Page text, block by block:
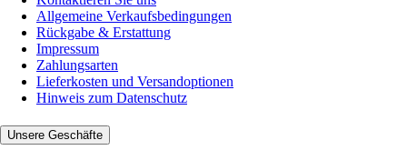
Allgemeine Verkaufsbedingungen
Rückgabe & Erstattung
Impressum
Zahlungsarten
Lieferkosten und Versandoptionen
Hinweis zum Datenschutz
Unsere Geschäfte